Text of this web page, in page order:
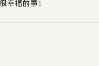
幸福的事！